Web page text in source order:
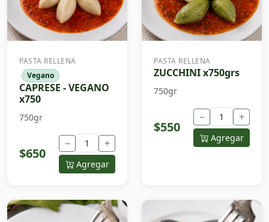
PASTA RELLENA
Vegano
CAPRESE - VEGANO
x750
750gr
$650
− +
Agregar
PASTA RELLENA
ZUCCHINI x750grs
750gr
$550
− +
Agregar